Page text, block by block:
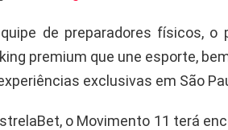
de preparadores físicos, o
premium que une esporte,
exclusivas em São
o Movimento 11 terá